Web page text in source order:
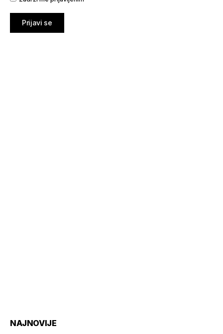
Prijavi se
NAJNOVIJE